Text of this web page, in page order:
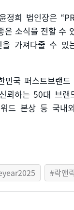
정희 법인장은
은 소식을 전할 수
을 가져다줄 수
민국 퍼스트브랜드
뢰하는 50대 브랜
드 본상 등 국내
락앤